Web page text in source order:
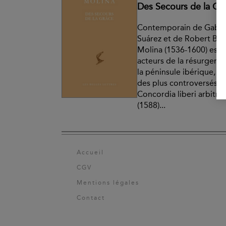
Des Secours de la
Contemporain de
Suárez et de Robert
Molina (1536-1600) est
acteurs de la
la péninsule ibérique,
des plus
Concordia liberi arbitrii
(1588)...
Accueil
CGV
Mentions légales
Contact